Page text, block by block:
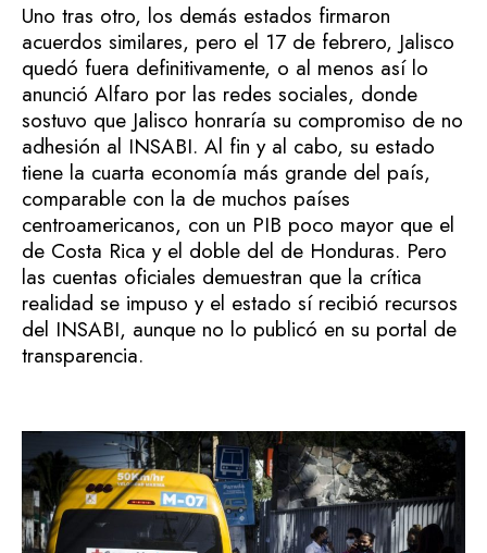
Uno tras otro, los demás estados firmaron
acuerdos similares, pero el 17 de febrero, Jalisco
quedó fuera definitivamente, o al menos así lo
anunció Alfaro por las redes sociales, donde
sostuvo que Jalisco honraría su compromiso de no
adhesión al INSABI. Al fin y al cabo, su estado
tiene la cuarta economía más grande del país,
comparable con la de muchos países
centroamericanos, con un PIB poco mayor que el
de Costa Rica y el doble del de Honduras. Pero
las cuentas oficiales demuestran que la crítica
realidad se impuso y el estado sí recibió recursos
del INSABI, aunque no lo publicó en su portal de
transparencia.